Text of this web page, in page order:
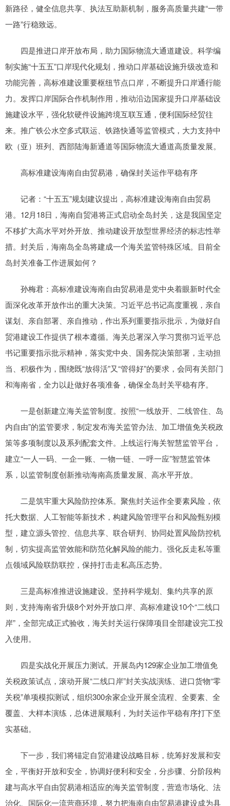
新路径，健全信息共享、执法互助新机制，服务高质量共建“一带
一路”行稳致远。
四是推进口岸开放布局，助力国际物流大通道建设。科学编
制实施“十五五”口岸现代化规划，推动口岸基础设施升级改造和
功能完善，高标准建设重要枢纽节点口岸，不断提升口岸通行能
力。发挥口岸国际合作机制作用，推动沿边国家提升口岸基础设
施建设水平，强化软硬件设施跨境互联互通，便利国际经贸往
来。推广铁公水空多式联运、铁路快通等监管模式，大力支持中
欧（亚）班列、西部陆海新通道等国际物流大通道高质量发展。
高标准建设海南自由贸易港，确保封关运作平稳有序
记者：“十五五”规划建议提出，高标准建设海南自由贸易
港。12月18日，海南自贸港将正式启动全岛封关，这是我国坚定
不移扩大高水平对外开放、推动建设开放型世界经济的标志性举
措。封关后，海南岛全岛将建成一个海关监管特殊区域。目前全
岛封关准备工作进展如何？
孙梅君：高标准建设海南自由贸易港是党中央着眼新时代全
面深化改革开放作出的重大决策。习近平总书记高度重视，亲自
谋划、亲自部署、亲自推动，作出系列重要指示批示，为做好自
贸港建设工作提供了根本遵循。海关总署深入学习贯彻习近平总
书记重要指示批示精神，落实党中央、国务院决策部署，主动担
当、积极作为，围绕既“放得活”又“管得好”的要求，会同有关部门
和海南省，全力以赴做好各项准备，确保全岛封关平稳有序。
一是创新建立海关监管制度。按照“一线放开、二线管住、岛
内自由”的监管要求，制定发布海关监管办法、加工增值免关税政
策等多项制度以及系列配套文件。上线运行海关智慧监管平台，
建立“一人一码、一企一账、一物一链、一呼一应”智慧监管体
系，以监管制度创新推动海南高质量发展、高水平开放。
二是筑牢重大风险防控体系。聚焦封关运作全要素风险，依
托大数据、人工智能等新技术，构建风险管理平台和风险甄别模
型，建立源头管控、信息共享、联合研判、协同处置风险防控机
制，切实提高监管效能和防范化解风险的能力。强化反走私等重
点领域风险联防联控，保持打击走私高压态势。
三是高标准推进设施建设。坚持科学规划、集约共享的原
则，支持海南省升级8个对外开放口岸、高标准建设10个“二线口
岸”，全部完成正式验收，海关封关运行保障项目全部建设完工投
入使用。
四是实战化开展压力测试。开展岛内129家企业加工增值免
关税政策试点，滚动开展“二线口岸”封关实战演练、进口货物“零
关税”单项模拟测试，组织300余家企业开展全流程、全要素、全
覆盖、大样本演练，总体进展顺利，为封关运作平稳有序打下坚
实基础。
下一步，我们将锚定自贸港建设战略目标，统筹好发展和安
全，平衡好开放和安全，协调好便利和安全，分步骤、分阶段构
建与高水平自由贸易港相适应的海关监管制度，营造市场化、法
治化、国际化一流营商环境，努力把海南自由贸易港建设成为具